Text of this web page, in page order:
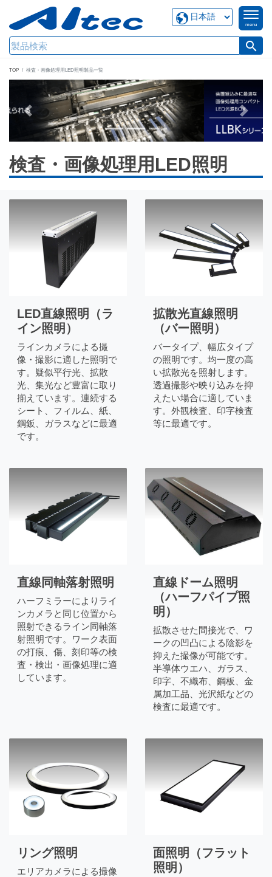
menu
search
TOP 検査・画像処理用LED照明製品一覧
Previous Next
検査・画像処理用LED照明
LED直線照明（ラ
イン照明）
ラインカメラによる撮
像・撮影に適した照明で
す。疑似平行光、拡散
光、集光など豊富に取り
揃えています。連続する
シート、フィルム、紙、
鋼鈑、ガラスなどに最適
です。
拡散光直線照明
（バー照明）
バータイプ、幅広タイプ
の照明です。均一度の高
い拡散光を照射します。
透過撮影や映り込みを抑
えたい場合に適していま
す。外観検査、印字検査
等に最適です。
直線同軸落射照明
ハーフミラーによりライ
ンカメラと同じ位置から
照射できるライン同軸落
射照明です。ワーク表面
の打痕、傷、刻印等の検
査・検出・画像処理に適
しています。
直線ドーム照明
（ハーフパイプ照
明）
拡散させた間接光で、ワ
ークの凹凸による陰影を
抑えた撮像が可能です。
半導体ウエハ、ガラス、
印字、不織布、鋼板、金
属加工品、光沢紙などの
検査に最適です。
リング照明
エリアカメラによる撮像
面照明（フラット
照明）